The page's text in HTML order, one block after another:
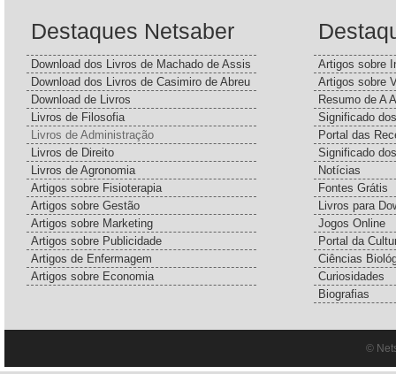
Destaques Netsaber
Download dos Livros de Machado de Assis
Download dos Livros de Casimiro de Abreu
Download de Livros
Livros de Filosofia
Livros de Administração
Livros de Direito
Livros de Agronomia
Artigos sobre Fisioterapia
Artigos sobre Gestão
Artigos sobre Marketing
Artigos sobre Publicidade
Artigos de Enfermagem
Artigos sobre Economia
Artigos sobre
Artigos sobre
Resumo de A
Significado
Portal das
Significado
Notícias
Fontes Grátis
Livros para
Jogos Online
Portal da
Ciências
Curiosidades
Biografias
©